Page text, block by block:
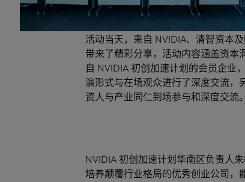
持。
活动当天，来自 NVIDIA、清智资本
带来了精彩分享，活动内容涵盖资本
自 NVIDIA 初创加速计划的会员企业
演形式与在场观众进行了深度交流
资人与产业同仁到场参与和深度交流。
NVIDIA 初创加速计划华南区负责人
培养颠覆行业格局的优秀创业公司，